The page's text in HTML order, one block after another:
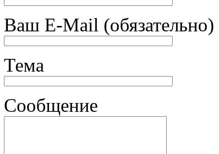
Ваш E-Mail (обязательно)
Тема
Сообщение